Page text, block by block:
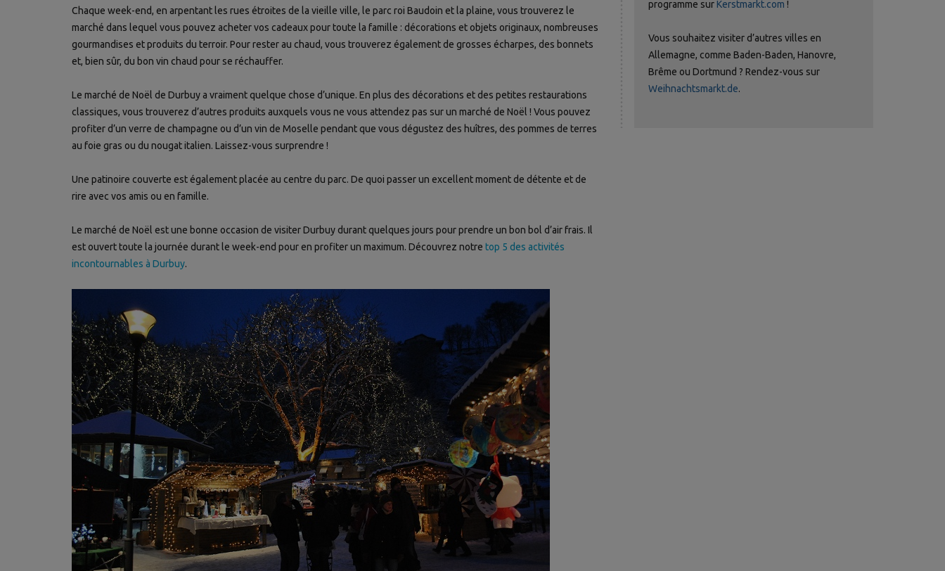
Chaque week-end, en arpentant les rues étroites de la vieille ville, le parc roi Baudoin et la plaine, vous trouverez le
marché dans lequel vous pouvez acheter vos cadeaux pour toute la famille : décorations et objets originaux, nombreuses
gourmandises et produits du terroir. Pour rester au chaud, vous trouverez également de grosses écharpes, des bonnets
et, bien sûr, du bon vin chaud pour se réchauffer.
Le marché de Noël de Durbuy a vraiment quelque chose d’unique. En plus des décorations et des petites restaurations
classiques, vous trouverez d’autres produits auxquels vous ne vous attendez pas sur un marché de Noël ! Vous pouvez
profiter d’un verre de champagne ou d’un vin de Moselle pendant que vous dégustez des huîtres, des pommes de terres
au foie gras ou du nougat italien. Laissez-vous surprendre !
Une patinoire couverte est également placée au centre du parc. De quoi passer un excellent moment de détente et de
rire avec vos amis ou en famille.
Le marché de Noël est une bonne occasion de visiter Durbuy durant quelques jours pour prendre un bon bol d’air frais. Il
est ouvert toute la journée durant le week-end pour en profiter un maximum. Découvrez notre top 5 des activités
incontournables à Durbuy.
programme surKerstmarkt.com !
Vous souhaitez visiter d’autres villes en
Allemagne, comme Baden-Baden, Hanovre,
Brême ou Dortmund ? Rendez-vous sur
Weihnachtsmarkt.de.